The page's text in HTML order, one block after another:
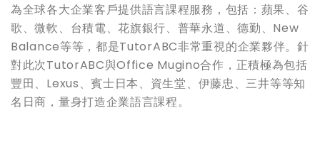
為全球各大企業客戶提供語言課程服務，包括：蘋果、谷
歌、微軟、台積電、花旗銀行、普華永道、德勤、New
Balance等等，都是TutorABC非常重視的企業夥伴。針
對此次TutorABC與Office Mugino合作，正積極為包括
豐田、Lexus、賓士日本、資生堂、伊藤忠、三井等等知
名日商，量身打造企業語言課程。